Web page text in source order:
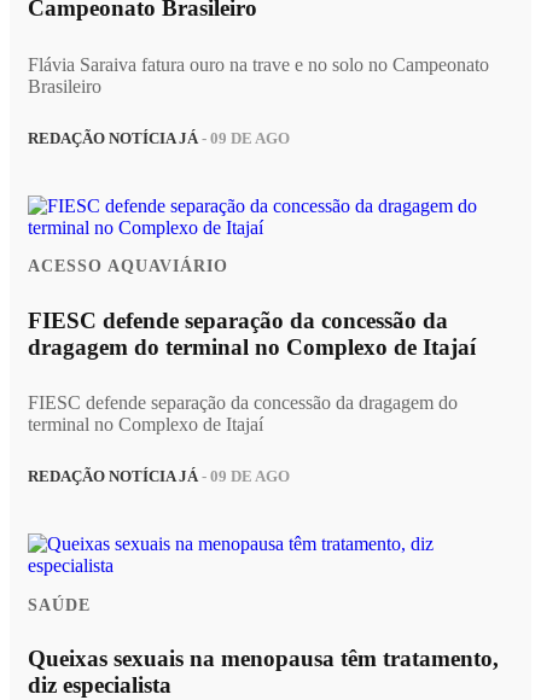
Campeonato Brasileiro
Flávia Saraiva fatura ouro na trave e no solo no Campeonato
Brasileiro
REDAÇÃO NOTÍCIA JÁ- 09 DE AGO
ACESSO AQUAVIÁRIO
FIESC defende separação da concessão da
dragagem do terminal no Complexo de Itajaí
FIESC defende separação da concessão da dragagem do
terminal no Complexo de Itajaí
REDAÇÃO NOTÍCIA JÁ- 09 DE AGO
SAÚDE
Queixas sexuais na menopausa têm tratamento,
diz especialista